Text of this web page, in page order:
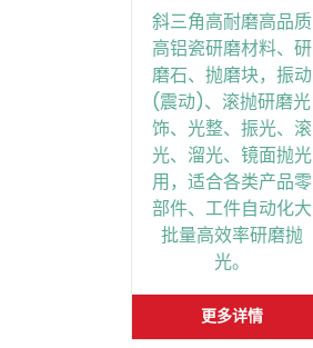
斜三角高耐磨高品质
高铝瓷研磨材料、研
磨石、抛磨块，振动
(震动)、滚抛研磨光
饰、光整、振光、滚
光、溜光、镜面抛光
用，适合各类产品零
部件、工件自动化大
批量高效率研磨抛
光。
更多详情